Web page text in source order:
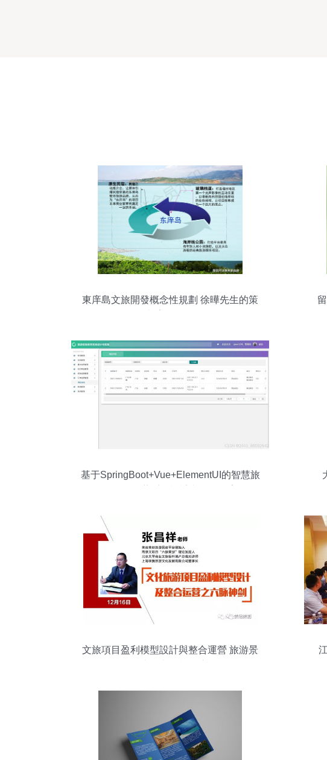
東庠島文旅開發概念性規劃 徐曄先生的策
基于SpringBoot+Vue+ElementUI的智慧旅
文旅項目盈利模型設計與整合運營 旅游景